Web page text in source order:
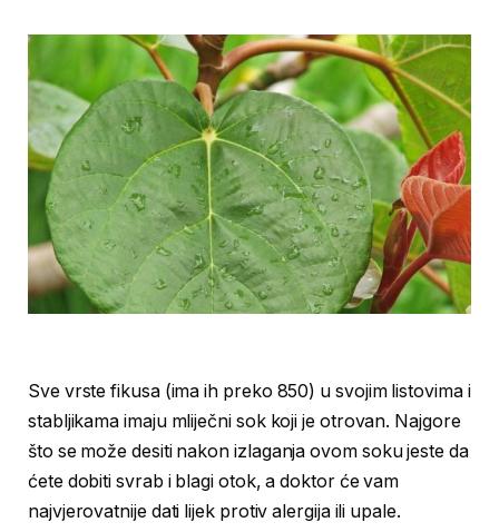
Sve vrste fikusa (ima ih preko 850) u svojim listovima i
stabljikama imaju mliječni sok koji je otrovan. Najgore
što se može desiti nakon izlaganja ovom soku jeste da
ćete dobiti svrab i blagi otok, a doktor će vam
najvjerovatnije dati lijek protiv alergija ili upale.